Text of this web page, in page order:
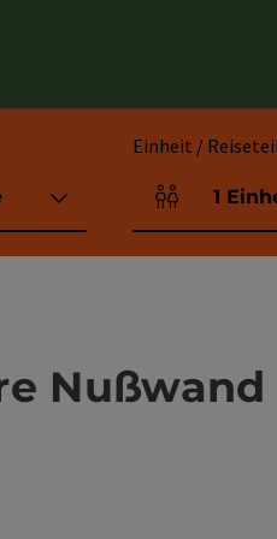
Einheit /
1
Nußwand